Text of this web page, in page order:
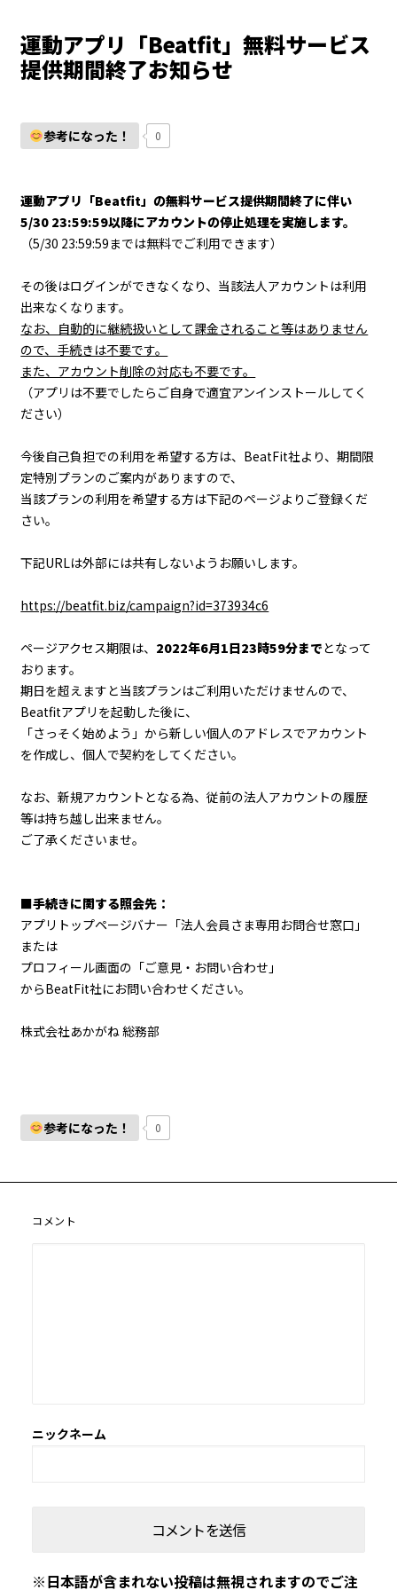
運動アプリ「Beatfit」無料サービス
提供期間終了お知らせ
参考になった！ 0
運動アプリ「Beatfit」の無料サービス提供期間終了に伴い
5/30 23:59:59以降にアカウントの停止処理を実施します。
（5/30 23:59:59までは無料でご利用できます）
その後はログインができなくなり、当該法人アカウントは利用
出来なくなります。
なお、自動的に継続扱いとして課金されること等はありません
ので、手続きは不要です。
また、アカウント削除の対応も不要です。
（アプリは不要でしたらご自身で適宜アンインストールしてく
ださい）
今後自己負担での利用を希望する方は、BeatFit社より、期間限
定特別プランのご案内がありますので、
当該プランの利用を希望する方は下記のページよりご登録くだ
さい。
下記URLは外部には共有しないようお願いします。
https://beatfit.biz/campaign?id=373934c6
ページアクセス期限は、 2022年6月1日23時59分までとなって
おります。
期日を超えますと当該プランはご利用いただけませんので、
Beatfitアプリを起動した後に、
「さっそく始めよう」から新しい個人のアドレスでアカウント
を作成し、個人で契約をしてください。
なお、新規アカウントとなる為、従前の法人アカウントの履歴
等は持ち越し出来ません。
ご了承くださいませ。
■手続きに関する照会先：
アプリトップページバナー「法人会員さま専用お問合せ窓口」
または
プロフィール画面の「ご意見・お問い合わせ」
からBeatFit社にお問い合わせください。
株式会社あかがね 総務部
参考になった！ 0
コメント
※日本語が含まれない投稿は無視されますのでご注